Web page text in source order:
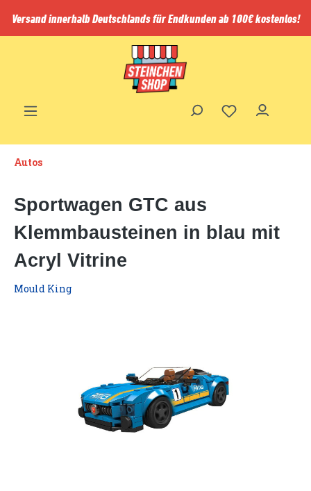
springen
Versand innerhalb Deutschlands für Endkunden ab 100€ kostenlos!
Autos
Sportwagen GTC aus
Klemmbausteinen in blau mit
Acryl Vitrine
Mould King